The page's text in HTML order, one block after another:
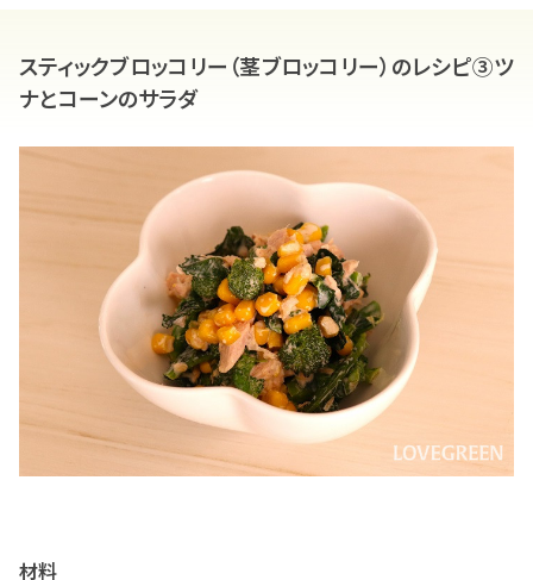
スティックブロッコリー（茎ブロッコリー）のレシピ➂ツ
ナとコーンのサラダ
材料